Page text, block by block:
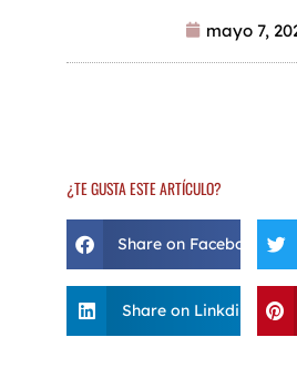
mayo 7,
¿TE GUSTA ESTE ARTÍCULO?
Share on Facebook
Share on Linkdin